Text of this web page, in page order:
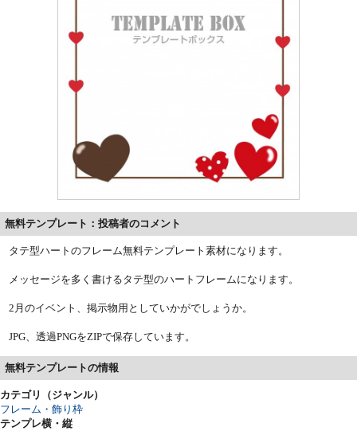
無料テンプレート：投稿者のコメント
タテ型ハートのフレーム無料テンプレート素材になります。
メッセージを多く書けるタテ型のハートフレームになります。
2月のイベント、掲示物用としていかがでしょうか。
JPG、透過PNGをZIPで保存しています。
無料テンプレートの情報
カテゴリ（ジャンル）
フレーム・飾り枠
テンプレ横・縦